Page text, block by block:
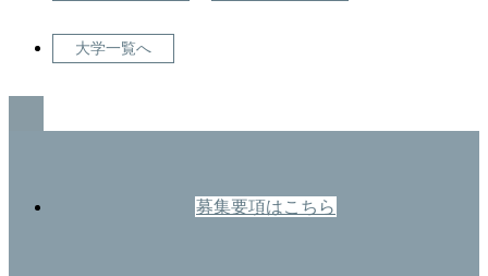
大学一覧へ
募集要項はこちら